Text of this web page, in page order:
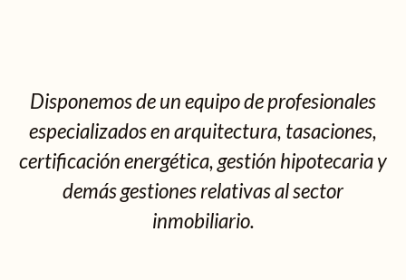
Disponemos de un equipo de profesionales
especializados en arquitectura, tasaciones,
certificación energética, gestión hipotecaria y
demás gestiones relativas al sector
inmobiliario.